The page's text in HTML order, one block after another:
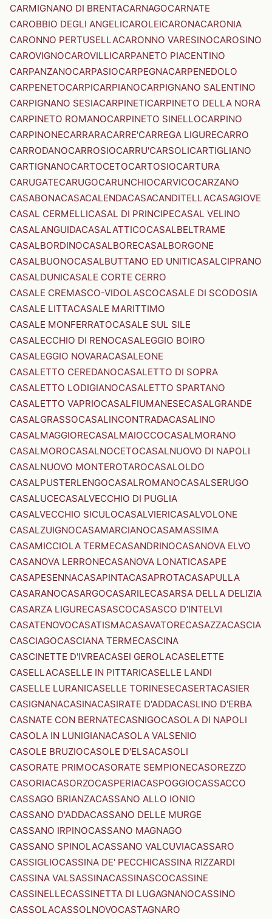
CARMIGNANO DI BRENTACARNAGOCARNATE
CAROBBIO DEGLI ANGELICAROLEICARONACARONIA
CARONNO PERTUSELLACARONNO VARESINOCAROSINO
CAROVIGNOCAROVILLICARPANETO PIACENTINO
CARPANZANOCARPASIOCARPEGNACARPENEDOLO
CARPENETOCARPICARPIANOCARPIGNANO SALENTINO
CARPIGNANO SESIACARPINETICARPINETO DELLA NORA
CARPINETO ROMANOCARPINETO SINELLOCARPINO
CARPINONECARRARACARRE'CARREGA LIGURECARRO
CARRODANOCARROSIOCARRU'CARSOLICARTIGLIANO
CARTIGNANOCARTOCETOCARTOSIOCARTURA
CARUGATECARUGOCARUNCHIOCARVICOCARZANO
CASABONACASACALENDACASACANDITELLACASAGIOVE
CASAL CERMELLICASAL DI PRINCIPECASAL VELINO
CASALANGUIDACASALATTICOCASALBELTRAME
CASALBORDINOCASALBORECASALBORGONE
CASALBUONOCASALBUTTANO ED UNITICASALCIPRANO
CASALDUNICASALE CORTE CERRO
CASALE CREMASCO-VIDOLASCOCASALE DI SCODOSIA
CASALE LITTACASALE MARITTIMO
CASALE MONFERRATOCASALE SUL SILE
CASALECCHIO DI RENOCASALEGGIO BOIRO
CASALEGGIO NOVARACASALEONE
CASALETTO CEREDANOCASALETTO DI SOPRA
CASALETTO LODIGIANOCASALETTO SPARTANO
CASALETTO VAPRIOCASALFIUMANESECASALGRANDE
CASALGRASSOCASALINCONTRADACASALINO
CASALMAGGIORECASALMAIOCCOCASALMORANO
CASALMOROCASALNOCETOCASALNUOVO DI NAPOLI
CASALNUOVO MONTEROTAROCASALOLDO
CASALPUSTERLENGOCASALROMANOCASALSERUGO
CASALUCECASALVECCHIO DI PUGLIA
CASALVECCHIO SICULOCASALVIERICASALVOLONE
CASALZUIGNOCASAMARCIANOCASAMASSIMA
CASAMICCIOLA TERMECASANDRINOCASANOVA ELVO
CASANOVA LERRONECASANOVA LONATICASAPE
CASAPESENNACASAPINTACASAPROTACASAPULLA
CASARANOCASARGOCASARILECASARSA DELLA DELIZIA
CASARZA LIGURECASASCOCASASCO D'INTELVI
CASATENOVOCASATISMACASAVATORECASAZZACASCIA
CASCIAGOCASCIANA TERMECASCINA
CASCINETTE D'IVREACASEI GEROLACASELETTE
CASELLACASELLE IN PITTARICASELLE LANDI
CASELLE LURANICASELLE TORINESECASERTACASIER
CASIGNANACASINACASIRATE D'ADDACASLINO D'ERBA
CASNATE CON BERNATECASNIGOCASOLA DI NAPOLI
CASOLA IN LUNIGIANACASOLA VALSENIO
CASOLE BRUZIOCASOLE D'ELSACASOLI
CASORATE PRIMOCASORATE SEMPIONECASOREZZO
CASORIACASORZOCASPERIACASPOGGIOCASSACCO
CASSAGO BRIANZACASSANO ALLO IONIO
CASSANO D'ADDACASSANO DELLE MURGE
CASSANO IRPINOCASSANO MAGNAGO
CASSANO SPINOLACASSANO VALCUVIACASSARO
CASSIGLIOCASSINA DE' PECCHICASSINA RIZZARDI
CASSINA VALSASSINACASSINASCOCASSINE
CASSINELLECASSINETTA DI LUGAGNANOCASSINO
CASSOLACASSOLNOVOCASTAGNARO